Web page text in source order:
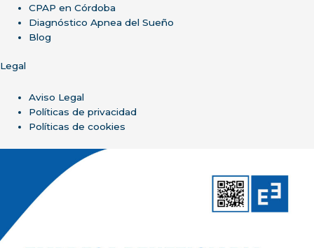
CPAP en Córdoba
Diagnóstico Apnea del Sueño
Blog
Legal
Aviso Legal
Políticas de privacidad
Políticas de cookies